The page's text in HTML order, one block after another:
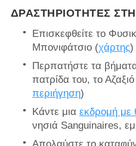
ΔΡΑΣΤΗΡΙΌΤΗΤΕΣ
Επισκεφθείτε το
Μπονιφάτσιο (χάρτης)
Περπατήστε τα
πατρίδα του, το
περιήγηση)
Κάντε μια εκδρομή με
νησιά Sanguinaires,